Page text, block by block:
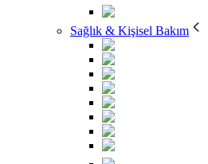
Sağlık & Kişisel Bakım